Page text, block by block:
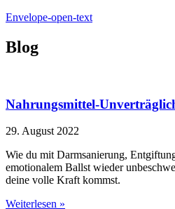
Envelope-open-text
Blog
Nahrungsmittel-
29. August 2022
Wie du mit Darmsanierung,
emotionalem Ballst wieder
deine volle Kraft kommst.
Weiterlesen »